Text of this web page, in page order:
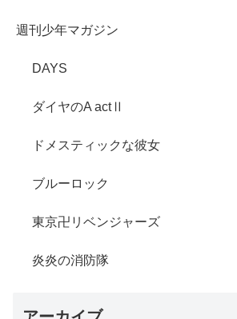
週刊少年マガジン
DAYS
ダイヤのA actⅡ
ドメスティックな彼女
ブルーロック
東京卍リベンジャーズ
炎炎の消防隊